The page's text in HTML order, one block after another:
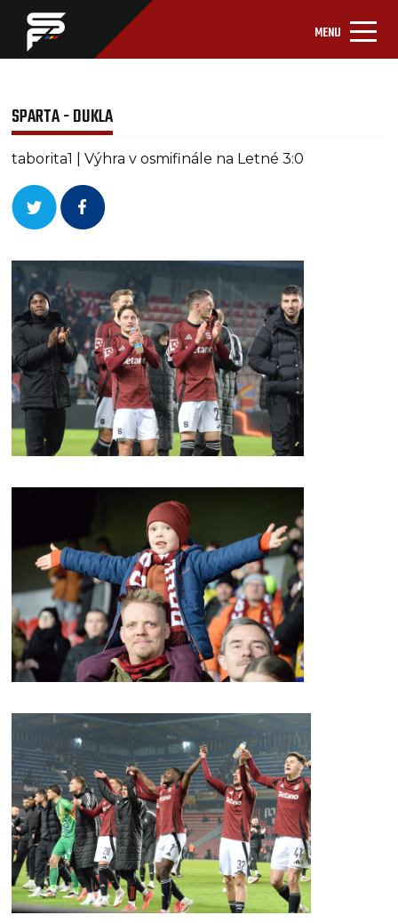
MENU
SPARTA - DUKLA
taborita1 | Výhra v osmifinále na Letné 3:0